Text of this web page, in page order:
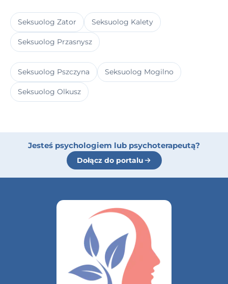
Seksuolog Zator Seksuolog Kalety
Seksuolog Przasnysz
Seksuolog Pszczyna Seksuolog Mogilno
Seksuolog Olkusz
Jesteś psychologiem lub psychoterapeutą?
Dołącz do portalu